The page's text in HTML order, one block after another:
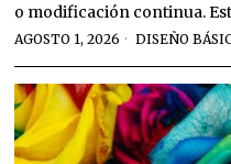
o modificación continua.
AGOSTO 1, 2026 DISEÑO